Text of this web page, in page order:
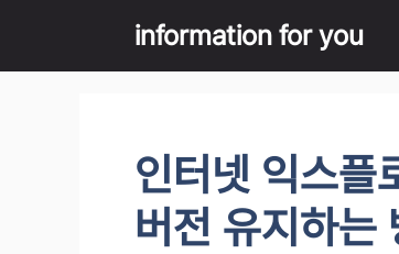
content
information for you
인터넷 익스플
버전 유지하는